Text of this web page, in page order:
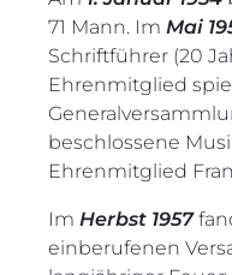
71 Mann. Im Mai
Schriftführer (20
Ehrenmitglied
beschlossene
Ehrenmitglied
Im Herbst 1957
einberufenen